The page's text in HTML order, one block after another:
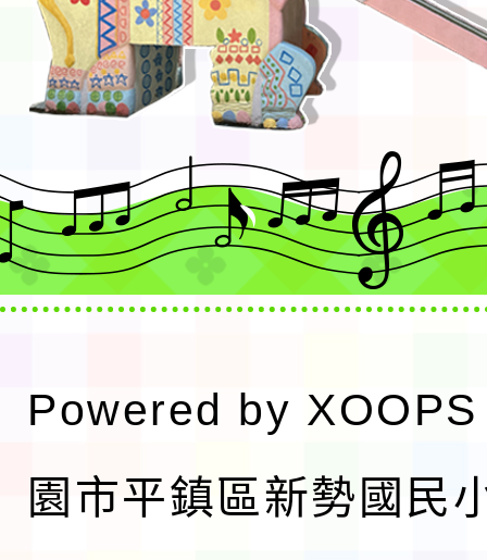
Powered by XOOPS
園市平鎮區新勢國民